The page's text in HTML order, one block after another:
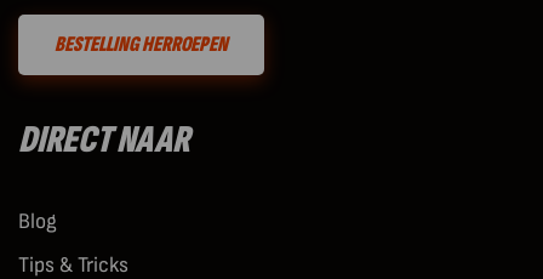
BESTELLING HERROEPEN
DIRECT NAAR
Blog
Tips & Tricks